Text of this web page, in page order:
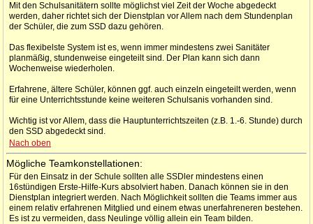
Mit den Schulsanitätern sollte möglichst viel Zeit der Woche abgedeckt
werden, daher richtet sich der Dienstplan vor Allem nach dem Stundenplan
der Schüler, die zum SSD dazu gehören.
Das flexibelste System ist es, wenn immer mindestens zwei Sanitäter
planmäßig, stundenweise eingeteilt sind. Der Plan kann sich dann
Wochenweise wiederholen.
Erfahrene, ältere Schüler, können ggf. auch einzeln eingeteilt werden, wenn
für eine Unterrichtsstunde keine weiteren Schulsanis vorhanden sind.
Wichtig ist vor Allem, dass die Hauptunterrichtszeiten (z.B. 1.-6. Stunde) durch
den SSD abgedeckt sind.
Nach oben
Mögliche Teamkonstellationen:
Für den Einsatz in der Schule sollten alle SSDler mindestens einen
16stündigen Erste-Hilfe-Kurs absolviert haben. Danach können sie in den
Dienstplan integriert werden. Nach Möglichkeit sollten die Teams immer aus
einem relativ erfahrenen Mitglied und einem etwas unerfahreneren bestehen.
Es ist zu vermeiden, dass Neulinge völlig allein ein Team bilden.